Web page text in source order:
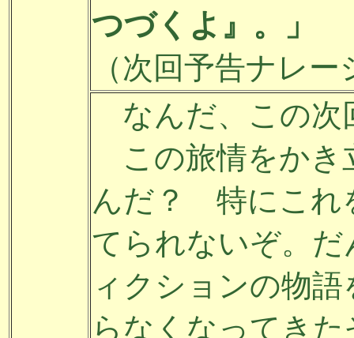
つづくよ』。」
（次回予告ナレ
なんだ、この次
この旅情をかき
んだ？ 特にこれ
てられないぞ。
ィクションの物
らなくなってき